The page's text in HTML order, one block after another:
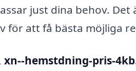
just dina behov.
för att få bästa möjliga
xn--hemstdning-pris-